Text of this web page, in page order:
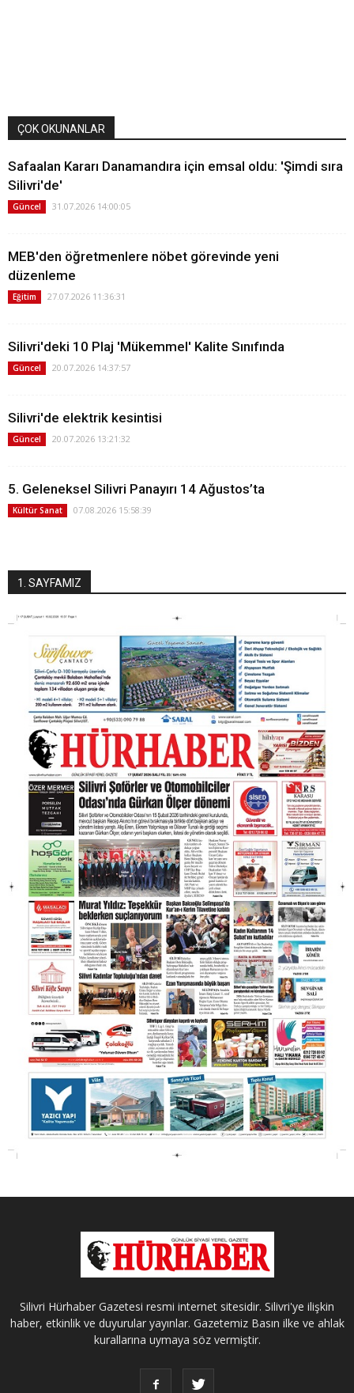
ÇOK OKUNANLAR
Safaalan Kararı Danamandıra için emsal oldu: 'Şimdi sıra
Silivri'de'
Güncel 31.07.2026 14:00:05
MEB'den öğretmenlere nöbet görevinde yeni
düzenleme
Eğitim 27.07.2026 11:36:31
Silivri'deki 10 Plaj 'Mükemmel' Kalite Sınıfında
Güncel 20.07.2026 14:37:57
Silivri'de elektrik kesintisi
Güncel 20.07.2026 13:21:32
5. Geleneksel Silivri Panayırı 14 Ağustos’ta
Kültür Sanat 07.08.2026 15:58:39
1. SAYFAMIZ
Silivri Hürhaber Gazetesi resmi internet sitesidir. Silivri'ye ilişkin
haber, etkinlik ve duyurular yayınlar. Gazetemiz Basın ilke ve ahlak
kurallarına uymaya söz vermiştir.